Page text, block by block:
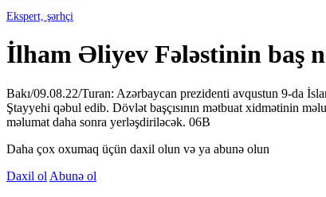
Ekspert, şərhçi
İlham Əliyev Fələstinin baş
Bakı/09.08.22/Turan: Azərbaycan prezidenti avqustun 9-da
Ştayyehi qəbul edib. Dövlət başçısının mətbuat xidmətinin
məlumat daha sonra yerləşdiriləcək. 06В
Daha çox oxumaq üçün daxil olun və ya abunə olun
Daxil ol Abunə ol